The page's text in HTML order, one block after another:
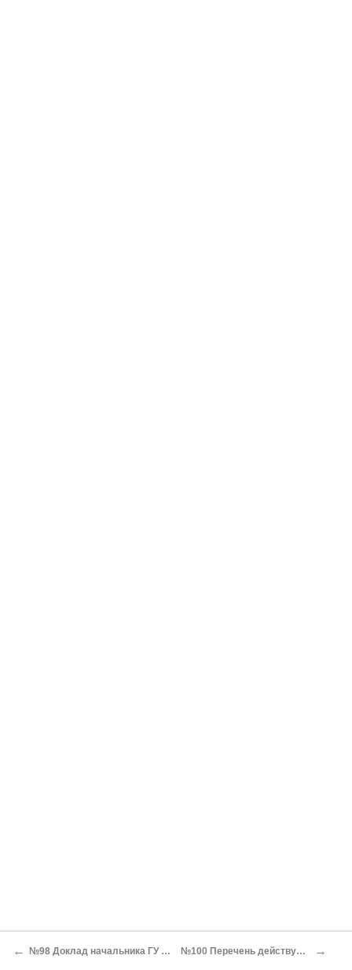
← №98 Доклад начальника ГУ РККА В.Н. Левичева в РВС СССР о милиционно-территориальных формированиях РККА* №100 Перечень действующих комиссий при Организационно-мобилизационном управлении Штаба РККА →